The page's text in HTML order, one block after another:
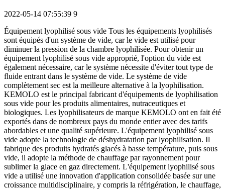
2022-05-14 07:55:39 9
Équipement lyophilisé sous vide Tous les équipements lyophilisés
sont équipés d'un système de vide, car le vide est utilisé pour
diminuer la pression de la chambre lyophilisée. Pour obtenir un
équipement lyophilisé sous vide approprié, l'option du vide est
également nécessaire, car le système nécessite d'éviter tout type de
fluide entrant dans le système de vide. Le système de vide
complètement sec est la meilleure alternative à la lyophilisation.
KEMOLO est le principal fabricant d'équipements de lyophilisation
sous vide pour les produits alimentaires, nutraceutiques et
biologiques. Les lyophilisateurs de marque KEMOLO ont en fait été
exportés dans de nombreux pays du monde entier avec des tarifs
abordables et une qualité supérieure. L'équipement lyophilisé sous
vide adopte la technologie de déshydratation par lyophilisation. Il
fabrique des produits hydratés glacés à basse température, puis sous
vide, il adopte la méthode de chauffage par rayonnement pour
sublimer la glace en gaz directement. L'équipement lyophilisé sous
vide a utilisé une innovation d'application consolidée basée sur une
croissance multidisciplinaire, y compris la réfrigération, le chauffage,